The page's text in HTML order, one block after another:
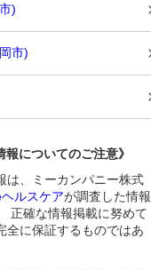
)
市)
報についてのご注意》
は、ミーカンパニー株式
ルスケアが調査した情報
正確な情報掲載に努めて
全に保証するものではあ